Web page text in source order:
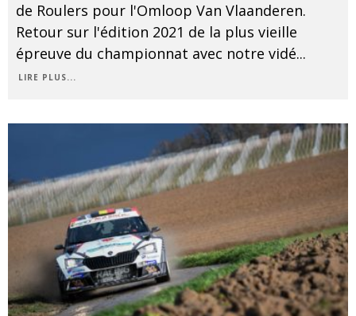
de Roulers pour l'Omloop Van Vlaanderen.
Retour sur l'édition 2021 de la plus vieille
épreuve du championnat avec notre vidé...
LIRE PLUS...